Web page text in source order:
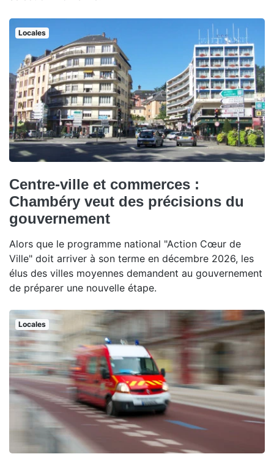
Locales
Centre-ville et commerces :
Chambéry veut des précisions du
gouvernement
Alors que le programme national "Action Cœur de
Ville" doit arriver à son terme en décembre 2026, les
élus des villes moyennes demandent au gouvernement
de préparer une nouvelle étape.
Locales